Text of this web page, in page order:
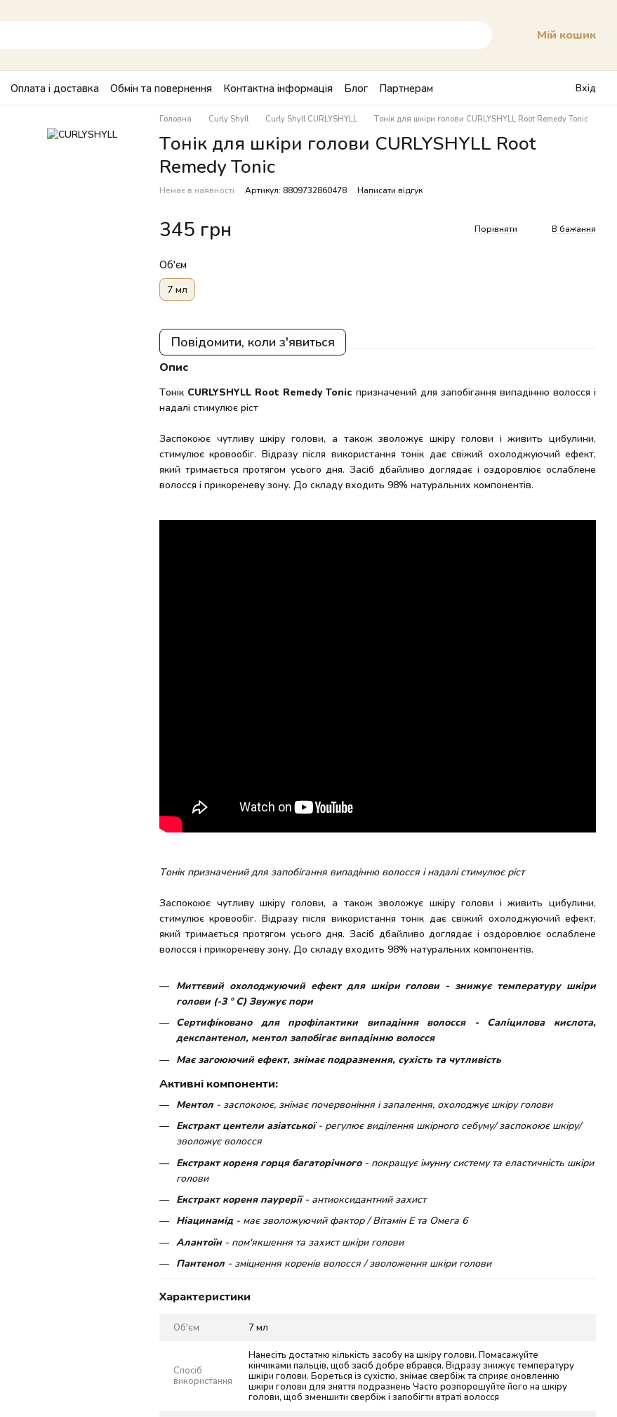
Мій кошик
Оплата і доставка Обмін та повернення Контактна інформація Блог Партнерам Вхід
Головна Curly Shyll Curly Shyll CURLYSHYLL Тонік для шкіри голови CURLYSHYLL Root Remedy Tonic
Тонік для шкіри голови CURLYSHYLL Root
Remedy Tonic
Немає в наявності Артикул: 8809732860478 Написати відгук
345 грн Порівняти В бажання
Об'єм
7 мл
Повідомити, коли з'явиться
Опис
Тонік CURLYSHYLL Root Remedy Tonic призначений для запобігання випадінню волосся і
надалі стимулює ріст
Заспокоює чутливу шкіру голови, а також зволожує шкіру голови і живить цибулини,
стимулює кровообіг. Відразу після використання тонік дає свіжий охолоджуючий ефект,
який тримається протягом усього дня. Засіб дбайливо доглядає і оздоровлює ослаблене
волосся і прикореневу зону. До складу входить 98% натуральних компонентів.
Тонік призначений для запобігання випадінню волосся і надалі стимулює ріст
Заспокоює чутливу шкіру голови, а також зволожує шкіру голови і живить цибулини,
стимулює кровообіг. Відразу після використання тонік дає свіжий охолоджуючий ефект,
який тримається протягом усього дня. Засіб дбайливо доглядає і оздоровлює ослаблене
волосся і прикореневу зону. До складу входить 98% натуральних компонентів.
Миттєвий охолоджуючий ефект для шкіри голови - знижує температуру шкіри
голови (-3 ° C) Звужує пори
Сертифіковано для профілактики випадіння волосся - Саліцилова кислота,
декспантенол, ментол запобігає випадінню волосся
Має загоюючий ефект, знімає подразнення, сухість та чутливість
Активні компоненти:
Ментол - заспокоює, знімає почервоніння і запалення, охолоджує шкіру голови
Екстракт центели азіатської- регулює виділення шкірного себуму/ заспокоює шкіру/
зволожує волосся
Екстракт кореня горця багаторічного- покращує імунну систему та еластичність шкіри
голови
Екстракт кореня паурерії- антиоксидантний захист
Ніацинамід - має зволожуючий фактор / Вітамін Е та Омега 6
Алантоїн - пом'якшення та захист шкіри голови
Пантенол - зміцнення коренів волосся / зволоження шкіри голови
Характеристики
Об'єм 7 мл
Спосіб
використання
Нанесіть достатню кількість засобу на шкіру голови. Помасажуйте
кінчиками пальців, щоб засіб добре вбрався. Відразу знижує температуру
шкіри голови. Бореться із сухістю, знімає свербіж та сприяє оновленню
шкіри голови для зняття подразнень Часто розпорошуйте його на шкіру
голови, щоб зменшити свербіж і запобігти втраті волосся